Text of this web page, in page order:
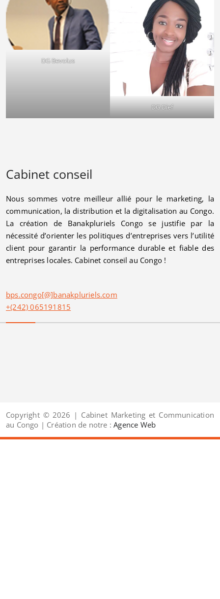
DG Bevolus
DG Dief
Cabinet conseil
Nous sommes votre meilleur allié pour le marketing, la
communication, la distribution et la digitalisation au Congo.
La création de Banakpluriels Congo se justifie par la
nécessité d’orienter les politiques d’entreprises vers l’utilité
client pour garantir la performance durable et fiable des
entreprises locales. Cabinet conseil au Congo !
bps.congo[@]banakpluriels.com
+(242) 065191815
Copyright © 2026 | Cabinet Marketing et Communication
au Congo | Création de notre :Agence Web